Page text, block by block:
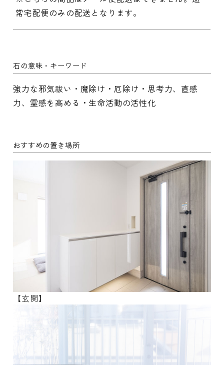
常宅配便のみの配送となります。
石の意味・キーワード
強力な邪気祓い・魔除け・厄除け・思考力、直感
力、霊感を高める・生命活動の活性化
おすすめの置き場所
【玄関】